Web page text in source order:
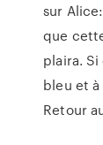
sur
que
plaira.
bleu et à
Retour